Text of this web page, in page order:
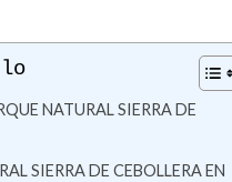
NATURAL SIERRA DE
SIERRA DE CEBOLLERA EN